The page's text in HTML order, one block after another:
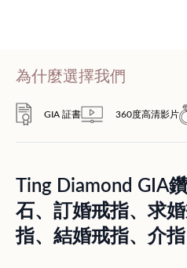
為什麼選擇我們
GIA 証書 360度高清影片
Ting Diamond GIA鑽
石、訂婚戒指、求
指、結婚戒指、介指